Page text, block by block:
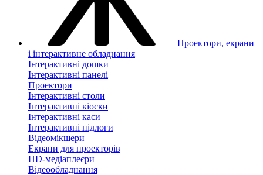
Проектори, екрани
і інтерактивне обладнання
Інтерактивні дошки
Інтерактивні панелі
Проектори
Інтерактивні столи
Інтерактивні кіоски
Інтерактивні каси
Інтерактивні підлоги
Відеомікшери
Екрани для проекторів
HD-медіаплеєри
Відеообладнання